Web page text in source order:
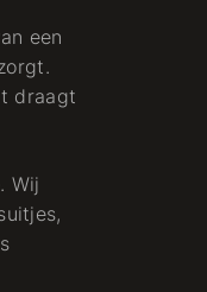
een
draagt
Wij